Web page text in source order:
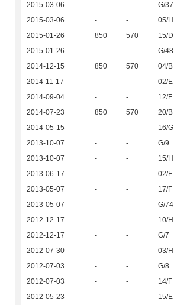
2015-03-06
- - G/37
2015-03-06
- - 05/H
2015-01-26
850 570 15/D
2015-01-26
- - G/48
2014-12-15
850 570 04/B
2014-11-17
- - 02/E
2014-09-04
- - 12/F
2014-07-23
850 570 20/B
2014-05-15
- - 16/G
2013-10-07
- - G/9
2013-10-07
- - 15/H
2013-06-17
- - 02/F
2013-05-07
- - 17/F
2013-05-07
- - G/74
2012-12-17
- - 10/H
2012-12-17
- - G/7
2012-07-30
- - 03/H
2012-07-03
- - G/8
2012-07-03
- - 14/F
2012-05-23
- - 15/E